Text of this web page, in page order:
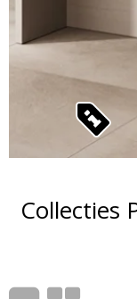
Collecties